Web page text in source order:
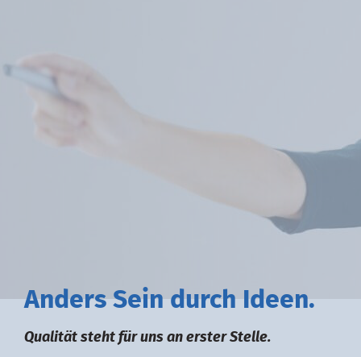
Anders Sein durch deen.
Qualität steht für uns an erster Stelle.